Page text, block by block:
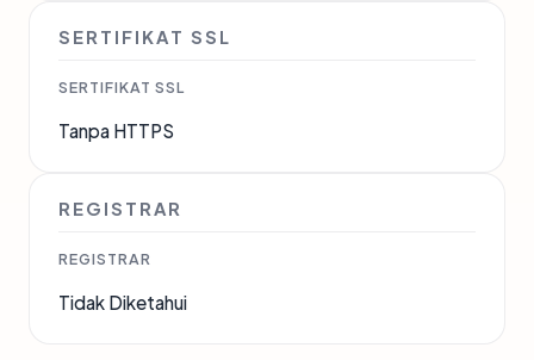
SERTIFIKAT SSL
SERTIFIKAT SSL
Tanpa HTTPS
REGISTRAR
REGISTRAR
Tidak Diketahui